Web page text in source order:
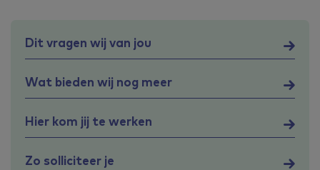
Dit vragen wij van jou
Wat bieden wij nog meer
Hier kom jij te werken
Zo solliciteer je